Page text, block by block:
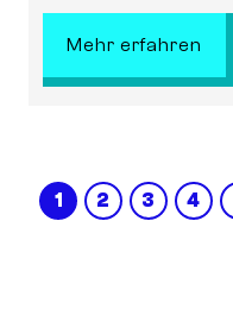
Mehr erfahren
1 2 3 4